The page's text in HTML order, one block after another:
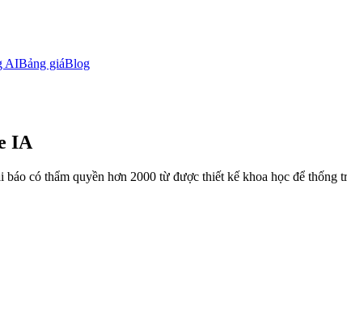
AIBảng giáBlog
IA
có thẩm quyền hơn 2000 từ được thiết kế khoa học để